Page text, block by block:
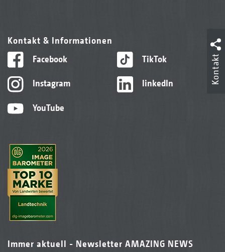
Kontakt & Informationen
Facebook
Instagram
YouTube
TikTok
linkedIn
Immer aktuell - Newsletter AMAZING NEWS
Kontakt